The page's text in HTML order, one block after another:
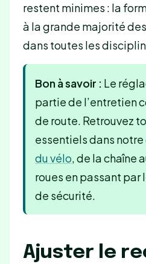
restent minimes : la
à la grande majorité
dans toutes les
Bon à savoir : Le
partie de l’entretien
de route. Retrouvez
essentiels dans notre
du vélo, de la chaîne
roues en passant par
de sécurité.
Ajuster le